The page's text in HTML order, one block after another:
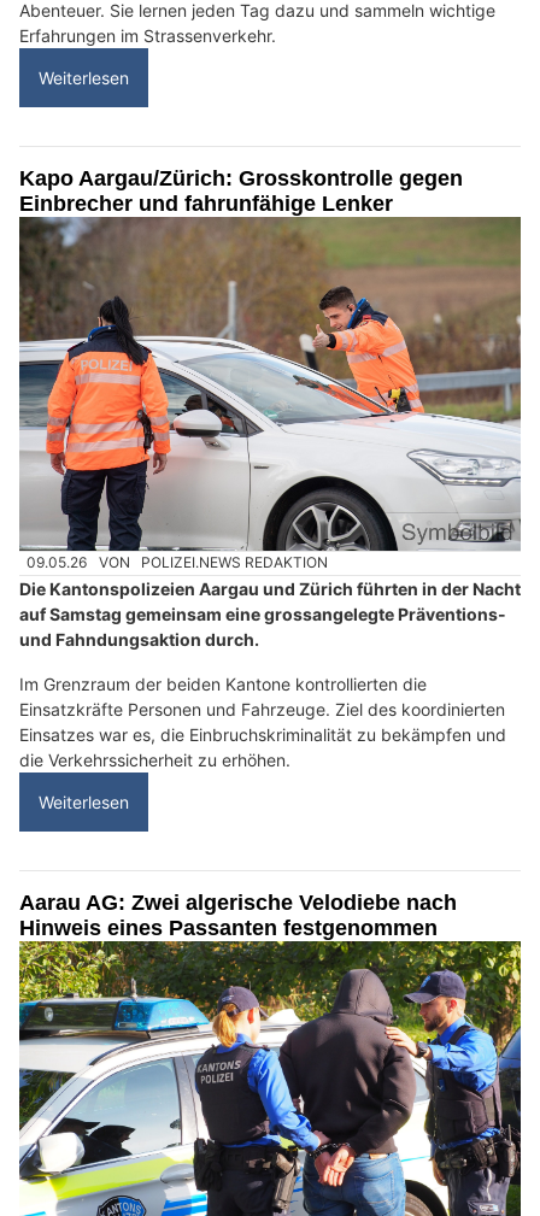
Abenteuer. Sie lernen jeden Tag dazu und sammeln wichtige
Erfahrungen im Strassenverkehr.
Weiterlesen
Kapo Aargau/Zürich: Grosskontrolle gegen
Einbrecher und fahrunfähige Lenker
09.05.26 VON POLIZEI.NEWS REDAKTION
Die Kantonspolizeien Aargau und Zürich führten in der Nacht
auf Samstag gemeinsam eine grossangelegte Präventions-
und Fahndungsaktion durch.
Im Grenzraum der beiden Kantone kontrollierten die
Einsatzkräfte Personen und Fahrzeuge. Ziel des koordinierten
Einsatzes war es, die Einbruchskriminalität zu bekämpfen und
die Verkehrssicherheit zu erhöhen.
Weiterlesen
Aarau AG: Zwei algerische Velodiebe nach
Hinweis eines Passanten festgenommen